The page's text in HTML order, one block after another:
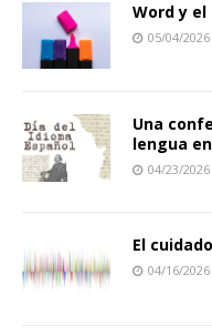
Word y
05/04/2026
Una
lengua
04/23/2026
El
04/16/2026